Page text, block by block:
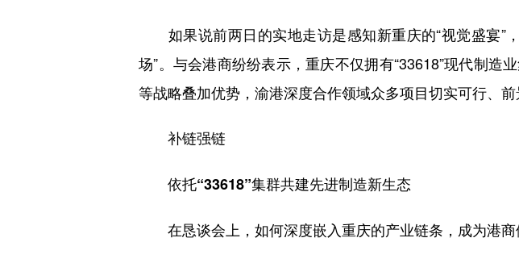
如果说前两日的实地走访是感知新重庆的“视觉盛宴”
场”。与会港商纷纷表示，重庆不仅拥有“33618”现代制
等战略叠加优势，渝港深度合作领域众多项目切实可行、前
补链强链
依托“33618”集群共建先进制造新生态
在恳谈会上，如何深度嵌入重庆的产业链条，成为港商